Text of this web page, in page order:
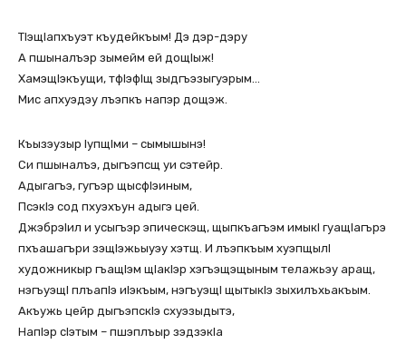
ТIэщIапхъуэт къудейкъым! Дэ дэр-дэру
А пшыналъэр зымейм ей дощIыж!
ХамэщIэкъущи, тфIэфIщ зыдгъэзыгуэрым…
Мис апхуэдэу лъэпкъ напэр дощэж.
Къызэузыр IупщIми – сымышынэ!
Си пшыналъэ, дыгъэпсщ уи сэтейр.
Адыгагъэ, гугъэр щысфIэиным,
ПсэкIэ сод пхуэхъун адыгэ цей.
ДжэбрэIил и усыгъэр эпическэщ, щыпкъагъэм имыкI гуащIагърэ
пхъашагъри зэщIэжьыуэу хэтщ. И лъэпкъым хуэпщылI
художникыр гъащIэм щIакIэр хэгъэщэщыным телажьэу аращ,
нэгъуэщI плъапIэ иIэкъым, нэгъуэщI щытыкIэ зыхилъхьакъым.
Акъужь цейр дыгъэпскIэ схуэзыдытэ,
НапIэр сIэтым – пшэплъыр зэдзэкIа